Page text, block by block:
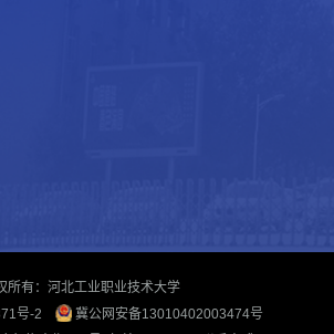
所有：河北工业职业技术大学
号-2
冀公网安备13010402003474号